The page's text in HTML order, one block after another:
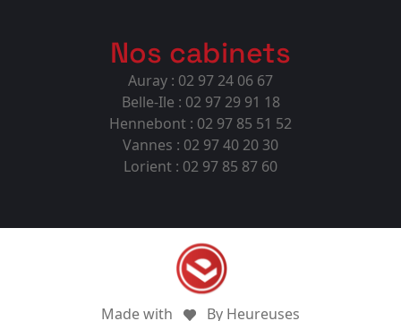
Nos cabinets
Auray : 02 97 24 06 67
Belle-Ile : 02 97 29 91 18
Hennebont : 02 97 85 51 52
Vannes : 02 97 40 20 30
Lorient : 02 97 85 87 60
Made with By Heureuses